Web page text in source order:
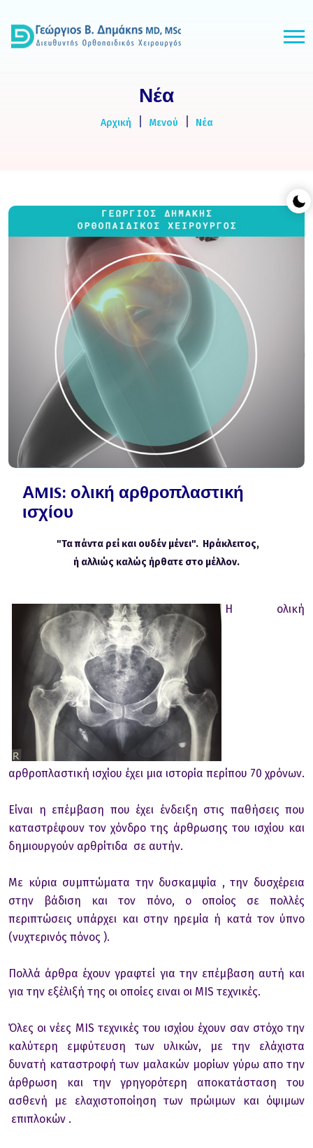
Νέα
Αρχική Μενού Νέα
ΑMIS: ολική αρθροπλαστική
ισχίου
"Τα πάντα ρεί και ουδέν μένει". Ηράκλειτος,
ή αλλιώς καλώς ήρθατε στο μέλλον.
Η ολική
αρθροπλαστική ισχίου έχει μια ιστορία περίπου 70 χρόνων.
Είναι η επέμβαση που έχει ένδειξη στις παθήσεις που
καταστρέφουν τον χόνδρο της άρθρωσης του ισχίου και
δημιουργούν αρθρίτιδα σε αυτήν.
Με κύρια συμπτώματα την δυσκαμψία , την δυσχέρεια
στην βάδιση και τον πόνο, ο οποίος σε πολλές
περιπτώσεις υπάρχει και στην ηρεμία ή κατά τον ύπνο
(νυχτερινός πόνος ).
Πολλά άρθρα έχουν γραφτεί για την επέμβαση αυτή και
για την εξέλιξή της οι οποίες ειναι οι MIS τεχνικές.
Όλες οι νέες MIS τεχνικές του ισχίου έχουν σαν στόχο την
καλύτερη εμφύτευση των υλικών, με την ελάχιστα
δυνατή καταστροφή των μαλακών μορίων γύρω απο την
άρθρωση και την γρηγορότερη αποκατάσταση του
ασθενή με ελαχιστοποίηση των πρώιμων και όψιμων
επιπλοκών .